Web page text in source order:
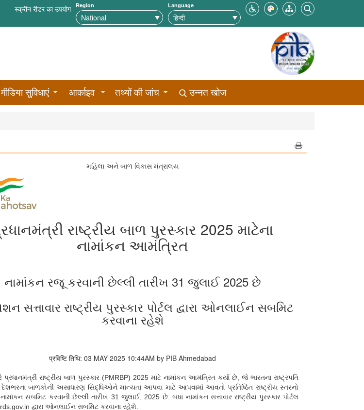
स्क्रीन रीडर का उपयोग Region Language
मीडिया सुविधाएं आर्काइव तथ्यों की जांच उन्नत खोज